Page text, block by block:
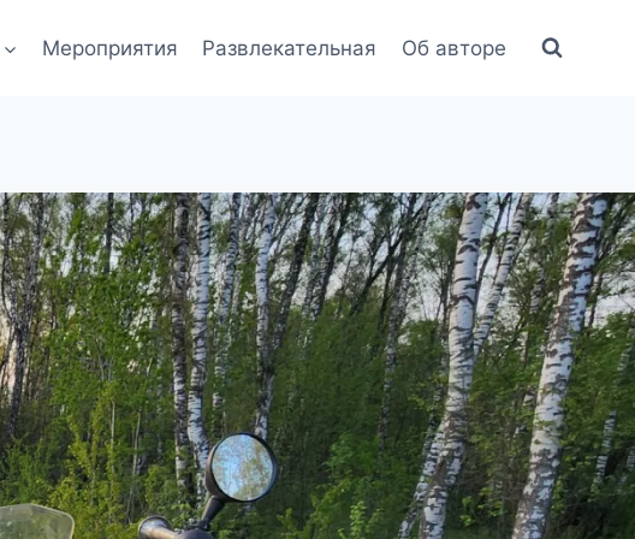
Мероприятия Развлекательная Об авторе